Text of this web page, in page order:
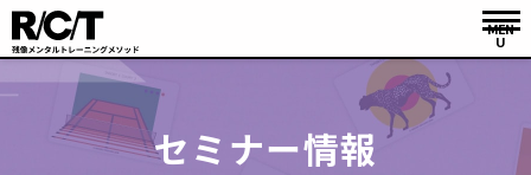
セミナー情報